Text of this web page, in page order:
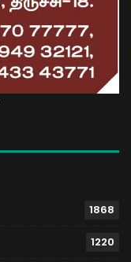
1868
1220